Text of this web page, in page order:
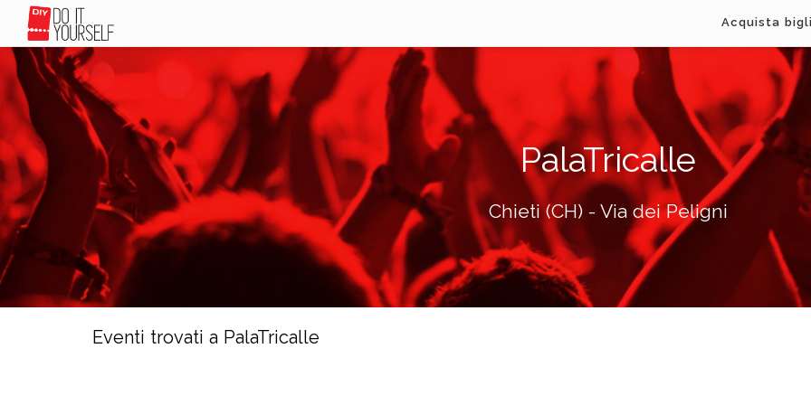
Acquista
PalaTricalle
Chieti (CH) - Via dei Peligni
Eventi trovati a PalaTricalle